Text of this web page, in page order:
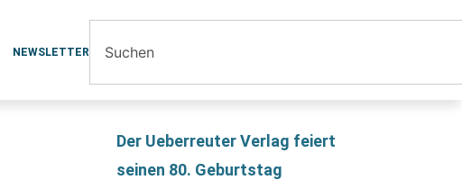
NEWSLETTER
Der Ueberreuter Verlag feiert
seinen 80. Geburtstag